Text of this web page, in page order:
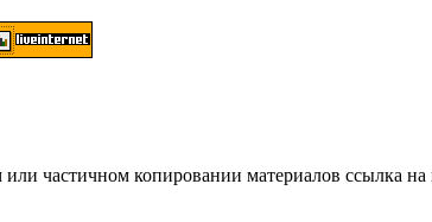
копировании материалов ссылка на